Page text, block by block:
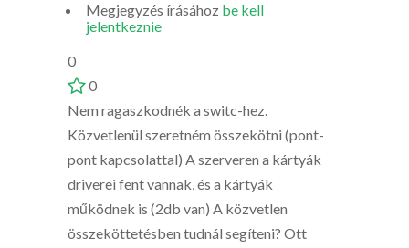
Megjegyzés írásához be kell
jelentkeznie
0
0
Nem ragaszkodnék a switc-hez.
Közvetlenül szeretném összekötni (pont-
pont kapcsolattal) A szerveren a kártyák
driverei fent vannak, és a kártyák
működnek is (2db van) A közvetlen
összeköttetésben tudnál segíteni? Ott